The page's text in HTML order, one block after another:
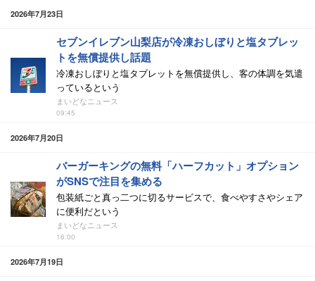
2026年7月23日
セブンイレブン山梨店が冷凍おしぼりと塩タブレッ
トを無償提供し話題
冷凍おしぼりと塩タブレットを無償提供し、客の体調を気遣
っているという
まいどなニュース
09:45
2026年7月20日
バーガーキングの無料「ハーフカット」オプション
がSNSで注目を集める
包装紙ごと真っ二つに切るサービスで、食べやすさやシェア
に便利だという
まいどなニュース
16:00
2026年7月19日